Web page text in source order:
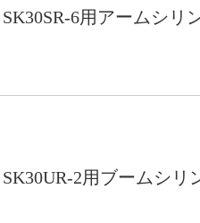
SK30SR-6用アームシリ
SK30UR-2用ブームシリ